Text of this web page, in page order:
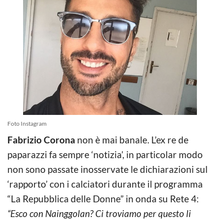
Foto Instagram
Fabrizio Corona non è mai banale. L’ex re de
paparazzi fa sempre ‘notizia’, in particolar modo
non sono passate inosservate le dichiarazioni sul
‘rapporto’ con i calciatori durante il programma
“La Repubblica delle Donne” in onda su Rete 4:
“Esco con Nainggolan? Ci troviamo per questo li